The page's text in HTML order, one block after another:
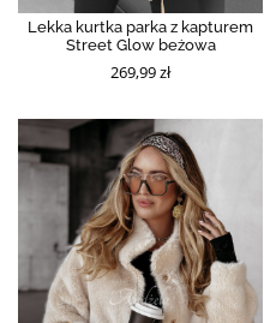
Lekka kurtka parka z kapturem
Street Glow beżowa
269,99 zł